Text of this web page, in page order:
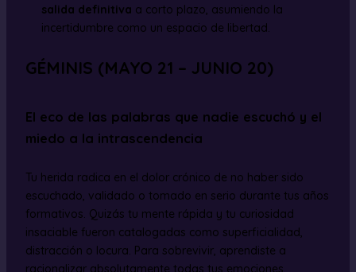
salida definitiva a corto plazo, asumiendo la
incertidumbre como un espacio de libertad.
GÉMINIS (MAYO 21 – JUNIO 20)
El eco de las palabras que nadie escuchó y el
miedo a la intrascendencia
Tu herida radica en el dolor crónico de no haber sido
escuchado, validado o tomado en serio durante tus años
formativos. Quizás tu mente rápida y tu curiosidad
insaciable fueron catalogadas como superficialidad,
distracción o locura. Para sobrevivir, aprendiste a
racionalizar absolutamente todas tus emociones,